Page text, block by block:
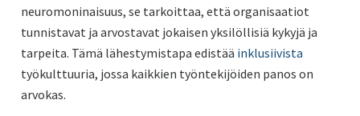
neuromoninaisuus, se tarkoittaa, että organisaatiot
tunnistavat ja arvostavat jokaisen yksilöllisiä kykyjä ja
tarpeita. Tämä lähestymistapa edistää inklusiivista
työkulttuuria, jossa kaikkien työntekijöiden panos on
arvokas.